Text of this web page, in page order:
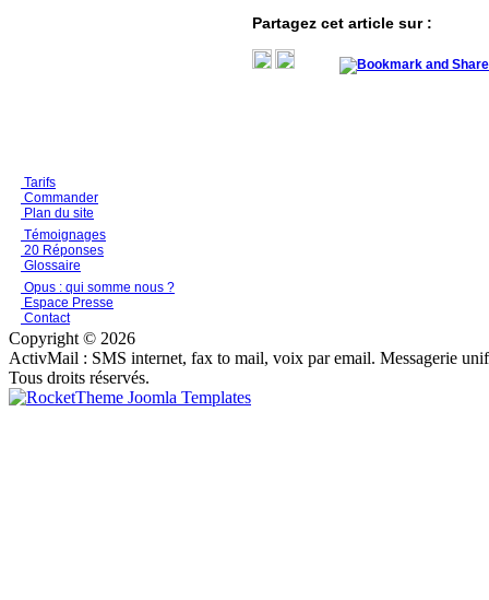
Partagez cet article sur :
Tarifs
Commander
Plan du site
Témoignages
20 Réponses
Glossaire
Opus : qui somme nous ?
Espace Presse
Contact
Copyright © 2026
ActivMail : SMS internet, fax to mail, voix par email. Messagerie
Tous droits réservés.